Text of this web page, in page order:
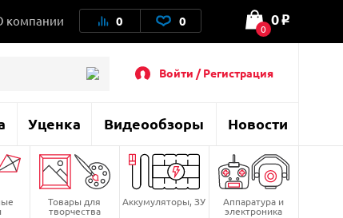
компании 0 0 0
0 o
Войти / Регистрация
Уценка Видеообзоры Новости
Товары для
творчества
Аккумуляторы, ЗУ Аппаратура и
электроника